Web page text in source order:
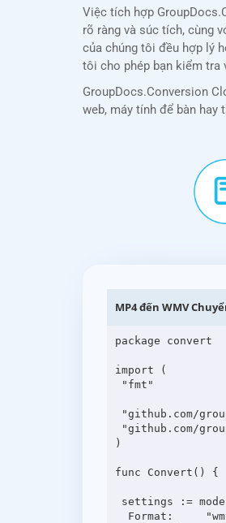
Việc tích hợp
rõ ràng và súc tích, cùng
của chúng tôi đều hợp lý
tôi cho phép bạn kiểm tra
GroupDocs.Conversion
web, máy tính để bàn
MP4 đến WMV
package convert
import (
)
func Convert() {